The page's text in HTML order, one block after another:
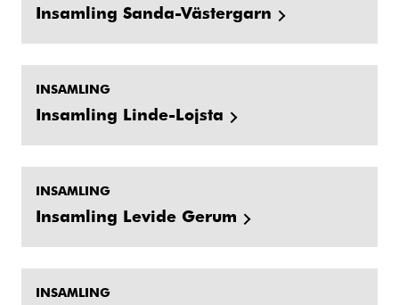
Insamling Sanda-Västergarn
INSAMLING
Insamling Linde-Lojsta
INSAMLING
Insamling Levide Gerum
INSAMLING